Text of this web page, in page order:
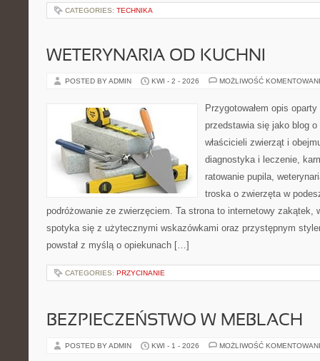
CATEGORIES: TECHNIKA
WETERYNARIA OD KUCHNI
POSTED BY ADMIN KWI - 2 - 2026 MOŻLIWOŚĆ
Przygotowałem opis
przedstawia się jako blog
właścicieli zwierząt i
diagnostyka i leczenie,
ratowanie pupila,
troska o zwierzęta w
podróżowanie ze zwierzęciem. Ta strona to internetowy zakątek,
spotyka się z użytecznymi wskazówkami oraz przystępnym
powstał z myślą o opiekunach […]
CATEGORIES: PRZYCINANIE
BEZPIECZEŃSTWO W MEBLACH
POSTED BY ADMIN KWI - 1 - 2026 MOŻLIWOŚĆ